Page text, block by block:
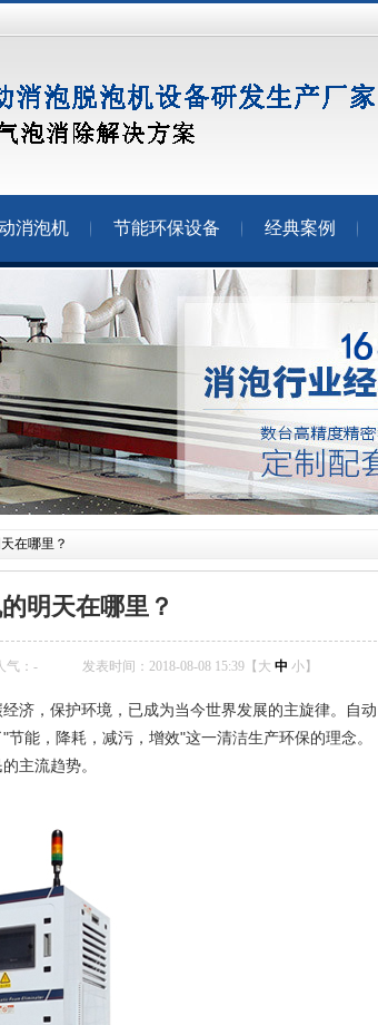
消泡机 节能环保设备 经典案例
在哪里？
明天在哪里？
气： - 发表时间：2018-08-08 15:39【 大 中 小】
济，保护环境，已成为当今世界发展的主旋律。自动
能，降耗，减污，增效"这一清洁生产环保的理念。
主流趋势。